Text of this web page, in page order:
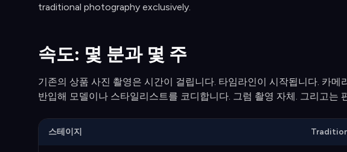
traditional photography exclusively.
속도: 몇 분과 몇 주
기존의 상품 사진 촬영은 시간이 걸립니다. 타임라인이 시작됩니다. 카
반입해 모델이나 스타일리스트를 코디합니다. 그럼 촬영 자체. 그리고는
스테이지